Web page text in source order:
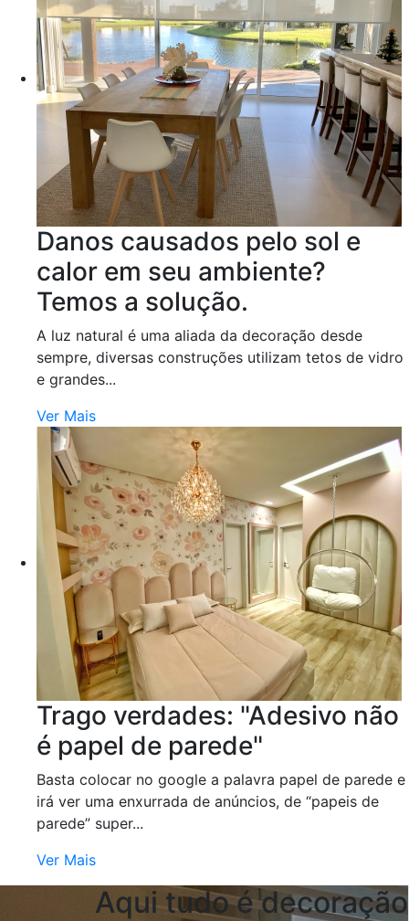
Danos causados pelo sol e
calor em seu ambiente?
Temos a solução.
A luz natural é uma aliada da decoração desde
sempre, diversas construções utilizam tetos de vidro
e grandes...
Ver Mais
Trago verdades: "Adesivo não
é papel de parede"
Basta colocar no google a palavra papel de parede e
irá ver uma enxurrada de anúncios, de “papeis de
parede” super...
Ver Mais
Aqui tudo é decoração